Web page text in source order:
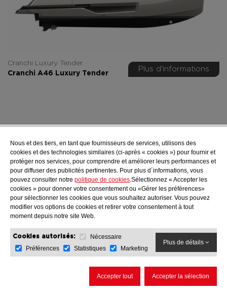
Cranchi Luxury Tender
Cranchi A46 Luxury Tender
Plus d'informations
CRANCHI SETTANTOTTO
La beauté a une nouvelle dimension.
Nous et des tiers, en tant que fournisseurs de services, utilisons des
cookies et des technologies similaires (ci-après « cookies ») pour fournir et
protéger nos services, pour comprendre et améliorer leurs performances et
pour diffuser des publicités pertinentes. Pour plus d´informations, vous
pouvez consulter notre politique de cookies.Sélectionnez « Accepter les
cookies » pour donner votre consentement ou «Gérer les préférences»
pour sélectionner les cookies que vous souhaitez autoriser. Vous pouvez
modifier vos options de cookies et retirer votre consentement à tout
moment depuis notre site Web.
Cookies autorisés:
Nécessaire
Préférences
Statistiques Marketing
Plus de détails
Accepter tout Accepter la sélection